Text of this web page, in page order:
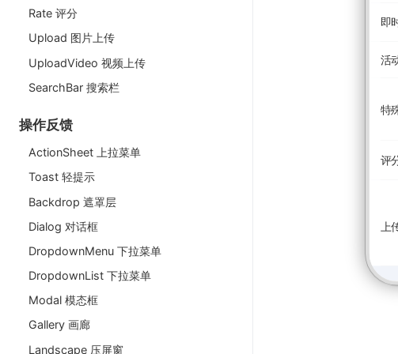
Rate 评分
Upload 图片上传
UploadVideo 视频上传
SearchBar 搜索栏
操作反馈
ActionSheet 上拉菜单
Toast 轻提示
Backdrop 遮罩层
Dialog 对话框
DropdownMenu 下拉菜单
DropdownList 下拉菜单
Modal 模态框
Gallery 画廊
Landscape 压屏窗